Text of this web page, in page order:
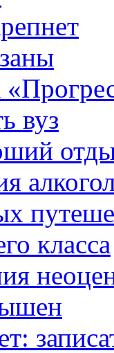
вуз
класса